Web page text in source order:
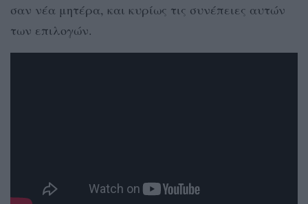
σαν νέα μητέρα, και κυρίως τις συνέπειες αυτών
των επιλογών.